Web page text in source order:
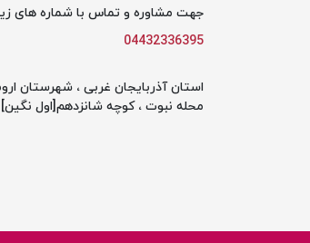
جهت مشاوره و تماس با شماره های
04432336395
استان آذربایجان غربی ، شهرستان
محله نبوت ، کوچه شانزدهم[اول نگین] ، بلوار